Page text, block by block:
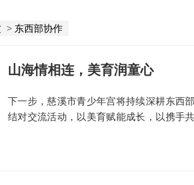
> 东西部协作
山海情相连，美育润童心
下一步，慈溪市青少年宫将持续深耕东西
结对交流活动，以美育赋能成长，以携手